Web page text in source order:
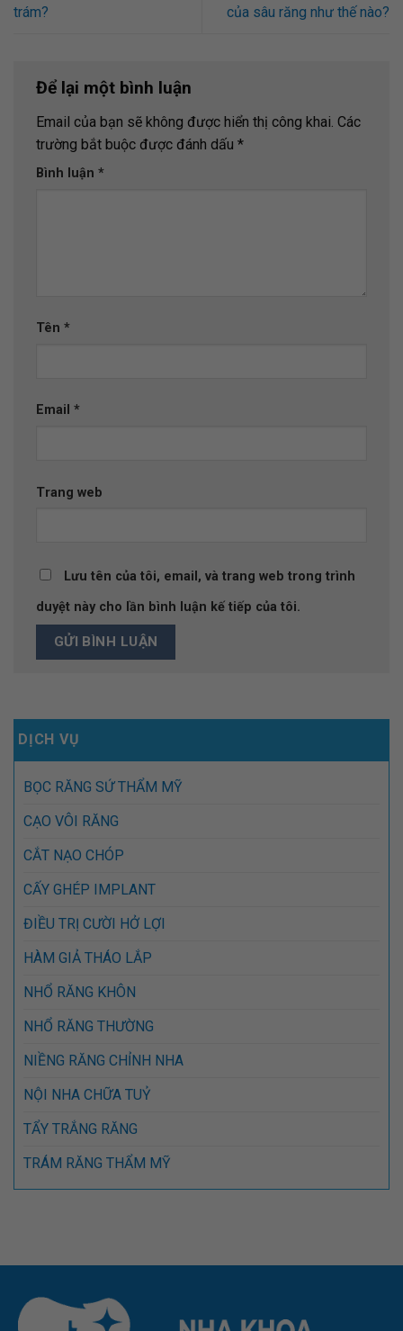
trám?
của sâu răng như thế nào?
Để lại một bình luận
Email của bạn sẽ không được hiển thị công khai. Các
trường bắt buộc được đánh dấu *
Bình luận *
Tên *
Email *
Trang web
Lưu tên của tôi, email, và trang web trong trình
duyệt này cho lần bình luận kế tiếp của tôi.
DỊCH VỤ
BỌC RĂNG SỨ THẨM MỸ
CẠO VÔI RĂNG
CẮT NẠO CHÓP
CẤY GHÉP IMPLANT
ĐIỀU TRỊ CƯỜI HỞ LỢI
HÀM GIẢ THÁO LẮP
NHỔ RĂNG KHÔN
NHỔ RĂNG THƯỜNG
NIỀNG RĂNG CHỈNH NHA
NỘI NHA CHỮA TUỶ
TẨY TRẮNG RĂNG
TRÁM RĂNG THẨM MỸ